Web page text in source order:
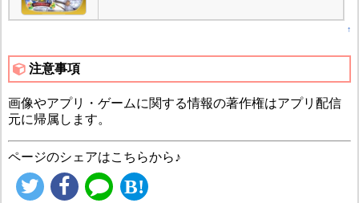
↑
注意事項
画像やアプリ・ゲームに関する情報の著作権はアプリ配信
元に帰属します。
ページのシェアはこちらから♪